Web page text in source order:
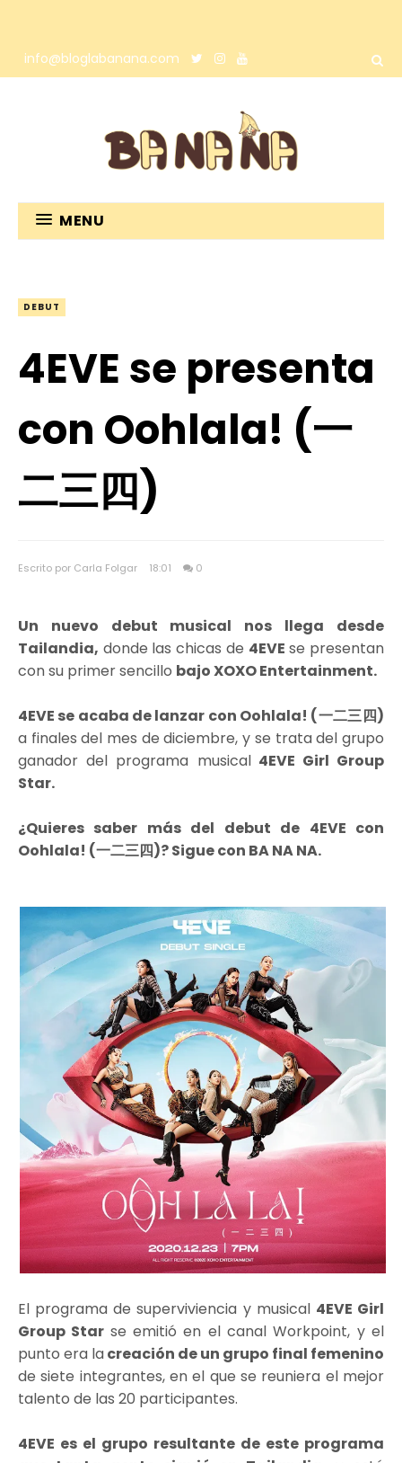
info@bloglabanana.com
MENU
DEBUT
4EVE se presenta
con Oohlala! (一
二三四)
Escrito por Carla Folgar 18:01 0
Un nuevo debut musical nos llega desde
Tailandia, donde las chicas de 4EVE se presentan
con su primer sencillo bajo XOXO Entertainment.
4EVE se acaba de lanzar con Oohlala! (一二三四)
a finales del mes de diciembre, y se trata del grupo
ganador del programa musical4EVE Girl Group
Star.
¿Quieres saber más del debut de 4EVE con
Oohlala! (一二三四)? Sigue con BA NA NA.
El programa de superviviencia y musical 4EVE Girl
Group Star se emitió en el canal Workpoint, y el
punto era lacreación de un grupo final femenino
de siete integrantes, en el que se reuniera el mejor
talento de las 20 participantes.
4EVE es el grupo resultante de este programa